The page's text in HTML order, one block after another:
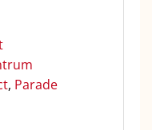
, Parade